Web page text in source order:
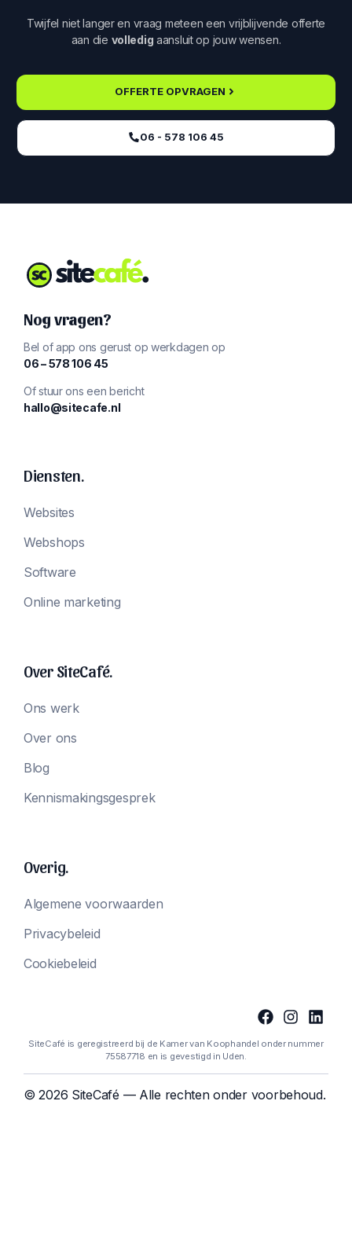
Twijfel niet langer en vraag meteen een vrijblijvende offerte
aan die volledig aansluit op jouw wensen.
OFFERTE OPVRAGEN
06 - 578 106 45‬
Nog vragen?
Bel of app ons gerust op werkdagen op
‪06 – 578 106 45‬
Of stuur ons een bericht
hallo@sitecafe.nl
Diensten.
Websites
Webshops
Software
Online marketing
Over SiteCafé.
Ons werk
Over ons
Blog
Kennismakingsgesprek
Overig.
Algemene voorwaarden
Privacybeleid
Cookiebeleid
SiteCafé is geregistreerd bij de Kamer van Koophandel onder nummer
75587718 en is gevestigd in Uden.
© 2026 SiteCafé — Alle rechten onder voorbehoud.